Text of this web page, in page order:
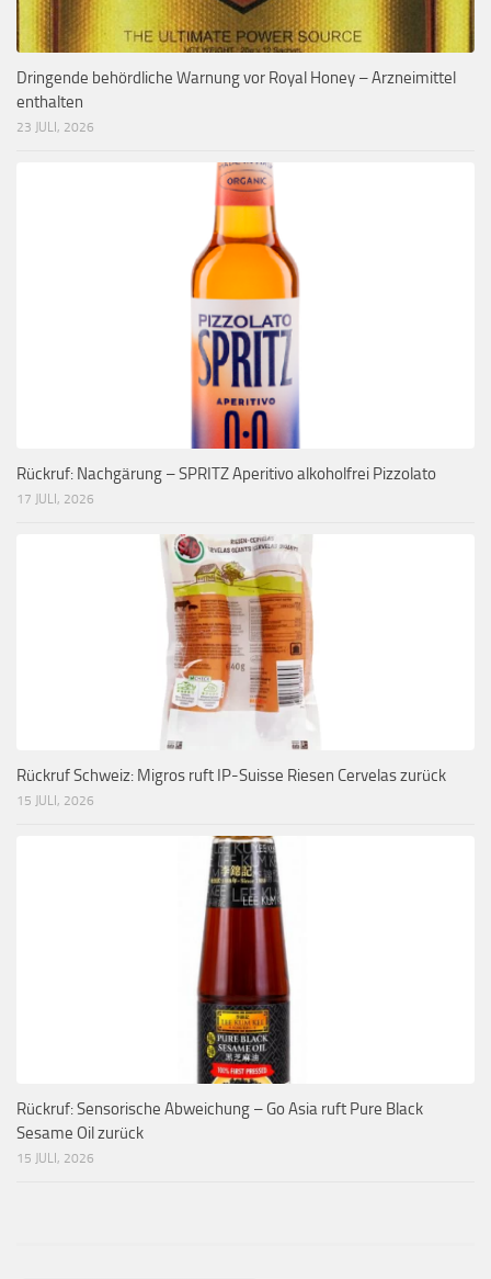
Dringende behördliche Warnung vor Royal Honey – Arzneimittel
enthalten
23 JULI, 2026
Rückruf: Nachgärung – SPRITZ Aperitivo alkoholfrei Pizzolato
17 JULI, 2026
Rückruf Schweiz: Migros ruft IP-Suisse Riesen Cervelas zurück
15 JULI, 2026
Rückruf: Sensorische Abweichung – Go Asia ruft Pure Black
Sesame Oil zurück
15 JULI, 2026